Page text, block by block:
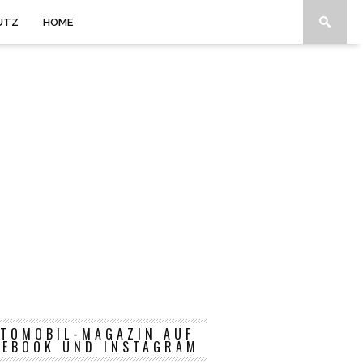
HOME
MAGAZIN AUF
UND INSTAGRAM